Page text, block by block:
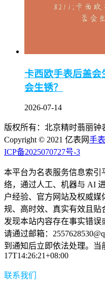
卡西欧手表后盖
会生锈？
2026-07-14
版权所有：北京精时翡丽钟
Copyright © 2021 亿表网手
ICP备2025070727号-3
本平台为名表服务信息索引
络，通过人工、机器与 AI
户经验、官方网站及权威
规、高时效、真实有效且
发现本站内容存在事实错误
请通过邮箱：
到通知后立即依法处理。当
17T14:26:21+08:00
联系我们